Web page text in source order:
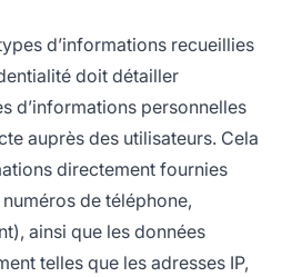
d’informations recueillies
doit détailler
d’informations personnelles
auprès des utilisateurs. Cela
directement fournies
de téléphone,
ainsi que les données
telles que les adresses IP,